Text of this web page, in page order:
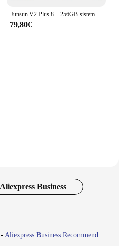
Junsun V2 Plus 8 + 256GB sistemi intelligenti per auto per Fiat Doblo 2015-2019 navigazione GPS Wireless Carplay autoradio Wifi 2 + 64GB
79,80€
Business
Aliexpress Business Recommend